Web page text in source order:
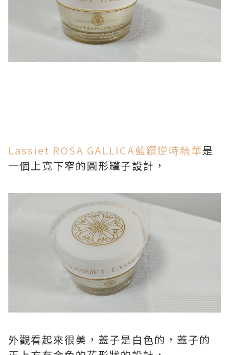
Lassiet ROSA GALLICA藍鑽逆時精華是
一個上寬下窄的圓形罐子設計，
外觀看起來很美，蓋子是白色的，蓋子的